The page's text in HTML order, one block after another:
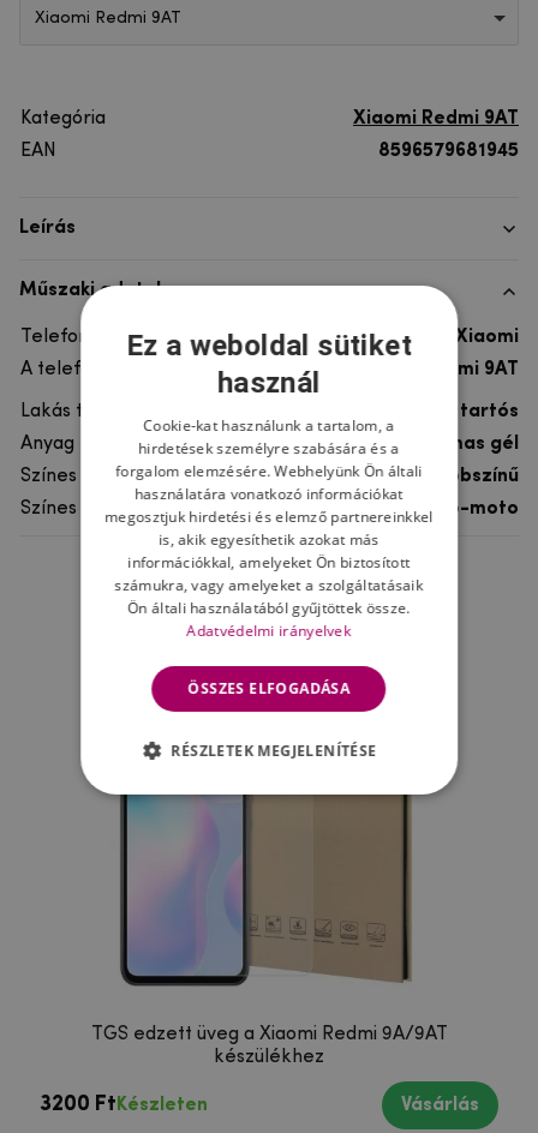
Xiaomi Redmi 9AT
Kategória
Xiaomi Redmi 9AT
EAN
8596579681945
Leírás
Műszaki adatok
Telefon márka
Xiaomi
A telefonmodellhez
Xiaomi Redmi 9AT
Lakás típusa
Gél, Ultra tartós
Anyag
rugalmas gél
Színes
többszínű
Színes motívum
Auto-moto
Ne felejtsd el
TGS edzett üveg a Xiaomi Redmi 9A/9AT
készülékhez
3200 Ft Készleten Vásárlás
Ez a weboldal sütiket
használ
Cookie-kat használunk a tartalom, a
hirdetések személyre szabására és a
forgalom elemzésére. Webhelyünk Ön általi
használatára vonatkozó információkat
megosztjuk hirdetési és elemző partnereinkkel
is, akik egyesíthetik azokat más
információkkal, amelyeket Ön biztosított
számukra, vagy amelyeket a szolgáltatásaik
Ön általi használatából gyűjtöttek össze.
Adatvédelmi irányelvek
ÖSSZES ELFOGADÁSA
RÉSZLETEK MEGJELENÍTÉSE